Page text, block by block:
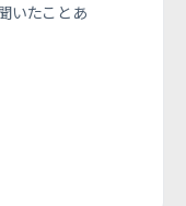
いたことあ